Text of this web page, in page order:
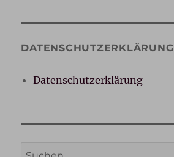
DATENSCHUTZERKLÄRUNG
Datenschutzerklärung
Suche